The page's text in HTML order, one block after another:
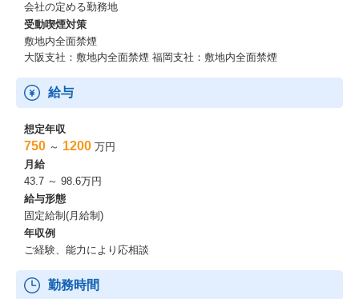
会社の定める勤務地
受動喫煙対策
敷地内全面禁煙
大阪支社：敷地内全面禁煙 福岡支社：敷地内全面禁煙
給与
想定年収
750 ～ 1200 万円
月給
43.7 ～ 98.6万円
給与形態
固定給制(月給制)
年収例
ご経験、能力により応相談
勤務時間